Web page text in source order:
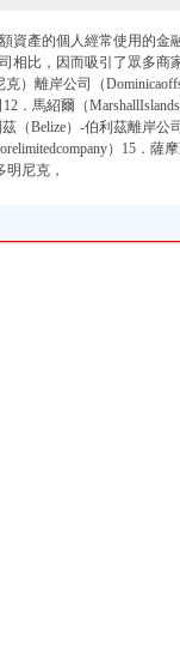
資產的個人經常使用的金
相比，因而吸引了眾多商
）離岸公司（
．馬紹爾（
茲（Belize）-伯利茲離岸
）15．薩
明尼克，